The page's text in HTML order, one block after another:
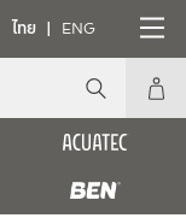
ไทย ENG